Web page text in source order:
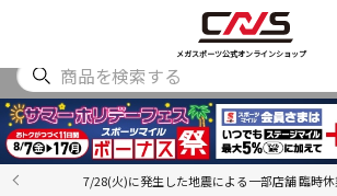
メガスポーツ公式オンラインショップ
ACCESSORY
7/28(火)に発生した地震による一部店舗 臨時